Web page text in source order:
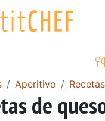
Aperitivo
de